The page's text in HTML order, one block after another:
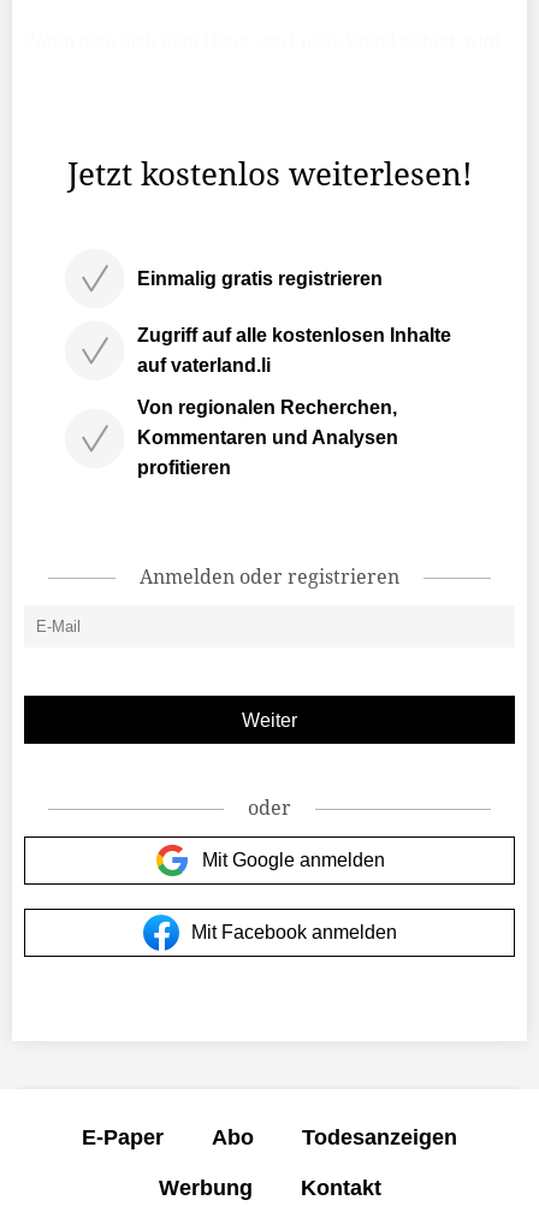
Jetzt kostenlos weiterlesen!
Einmalig gratis registrieren
Zugriff auf alle kostenlosen Inhalte
auf vaterland.li
Von regionalen Recherchen,
Kommentaren und Analysen
profitieren
Anmelden oder registrieren
oder
Mit Google anmelden
Mit Facebook anmelden
E-Paper Abo Todesanzeigen
Werbung Kontakt